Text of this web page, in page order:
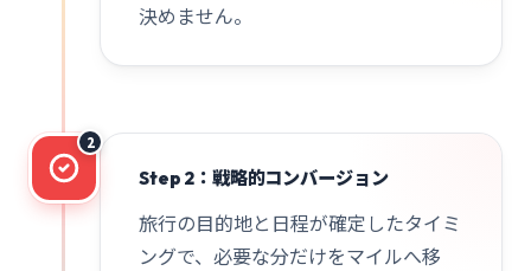
決めません。
2
Step 2：戦略的コンバージョン
旅行の目的地と日程が確定したタイミ
ングで、必要な分だけをマイルへ移